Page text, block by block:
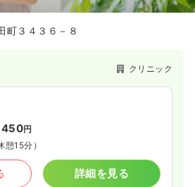
町３４３６－８
クリニック
円
憩15分）
詳細を見る